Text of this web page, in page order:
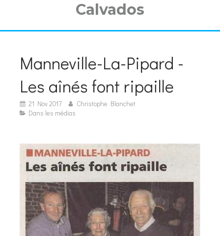
Calvados
Manneville-La-Pipard -
Les aînés font ripaille
21 Nov 2017
Christophe Blanchet
Dans les médias